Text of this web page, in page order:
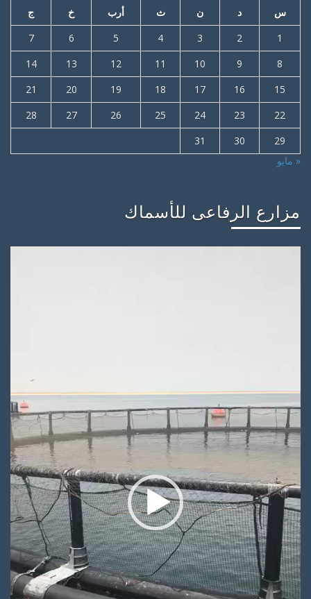
س د ن ث أرب خ
ج
1
2
3
4
5
6
7
8
9
10
11
12
13
14
15
16
17
18
19
20
21
22
23
24
25
26
27
28
29
30
31
« مايو
مزارع الرفاعى للأسماك